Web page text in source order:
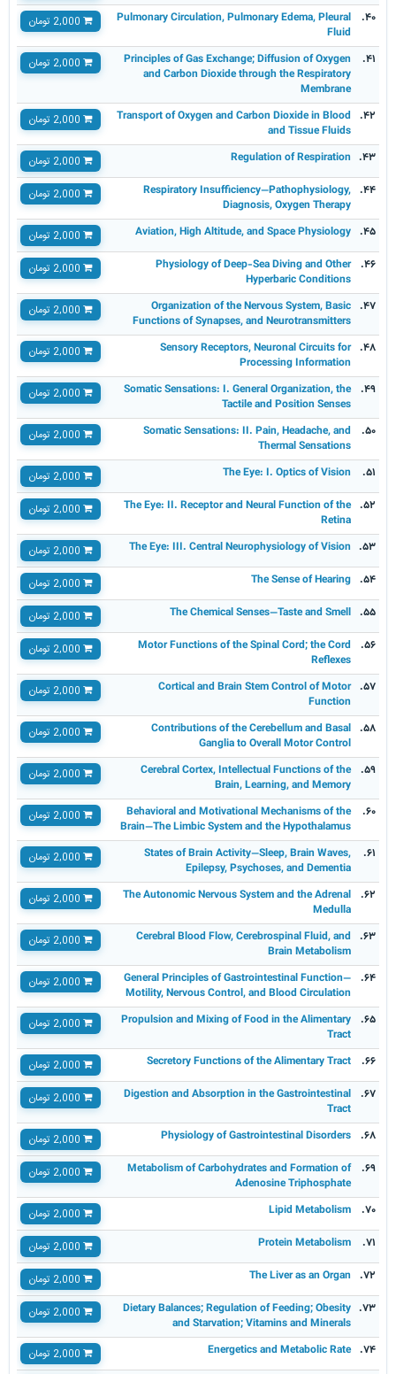
۴۰.
Pulmonary Circulation, Pulmonary Edema, Pleural
Fluid
۴۱.
Principles of Gas Exchange; Diffusion of Oxygen
and Carbon Dioxide through the Respiratory
Membrane
۴۲.
Transport of Oxygen and Carbon Dioxide in Blood
and Tissue Fluids
۴۳. Regulation of Respiration
۴۴.
Respiratory Insufficiency—Pathophysiology,
Diagnosis, Oxygen Therapy
۴۵. Aviation, High Altitude, and Space Physiology
۴۶.
Physiology of Deep-Sea Diving and Other
Hyperbaric Conditions
۴۷.
Organization of the Nervous System, Basic
Functions of Synapses, and Neurotransmitters
۴۸.
Sensory Receptors, Neuronal Circuits for
Processing Information
۴۹.
Somatic Sensations: I. General Organization, the
Tactile and Position Senses
۵۰.
Somatic Sensations: II. Pain, Headache, and
Thermal Sensations
۵۱. The Eye: I. Optics of Vision
۵۲.
The Eye: II. Receptor and Neural Function of the
Retina
۵۳. The Eye: III. Central Neurophysiology of Vision
۵۴.
The Sense of Hearing
۵۵.
The Chemical Senses—Taste and Smell
۵۶.
Motor Functions of the Spinal Cord; the Cord
Reflexes
۵۷.
Cortical and Brain Stem Control of Motor
Function
۵۸.
Contributions of the Cerebellum and Basal
Ganglia to Overall Motor Control
۵۹.
Cerebral Cortex, Intellectual Functions of the
Brain, Learning, and Memory
۶۰.
Behavioral and Motivational Mechanisms of the
Brain—The Limbic System and the Hypothalamus
۶۱.
States of Brain Activity—Sleep, Brain Waves,
Epilepsy, Psychoses, and Dementia
۶۲.
The Autonomic Nervous System and the Adrenal
Medulla
۶۳.
Cerebral Blood Flow, Cerebrospinal Fluid, and
Brain Metabolism
۶۴.
General Principles of Gastrointestinal Function—
Motility, Nervous Control, and Blood Circulation
۶۵.
Propulsion and Mixing of Food in the Alimentary
Tract
۶۶. Secretory Functions of the Alimentary Tract
۶۷.
Digestion and Absorption in the Gastrointestinal
Tract
۶۸. Physiology of Gastrointestinal Disorders
۶۹.
Metabolism of Carbohydrates and Formation of
Adenosine Triphosphate
۷۰. Lipid Metabolism
۷۱.
Protein Metabolism
۷۲.
The Liver as an Organ
۷۳.
Dietary Balances; Regulation of Feeding; Obesity
and Starvation; Vitamins and Minerals
۷۴. Energetics and Metabolic Rate